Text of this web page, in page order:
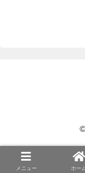
メニュー ホー